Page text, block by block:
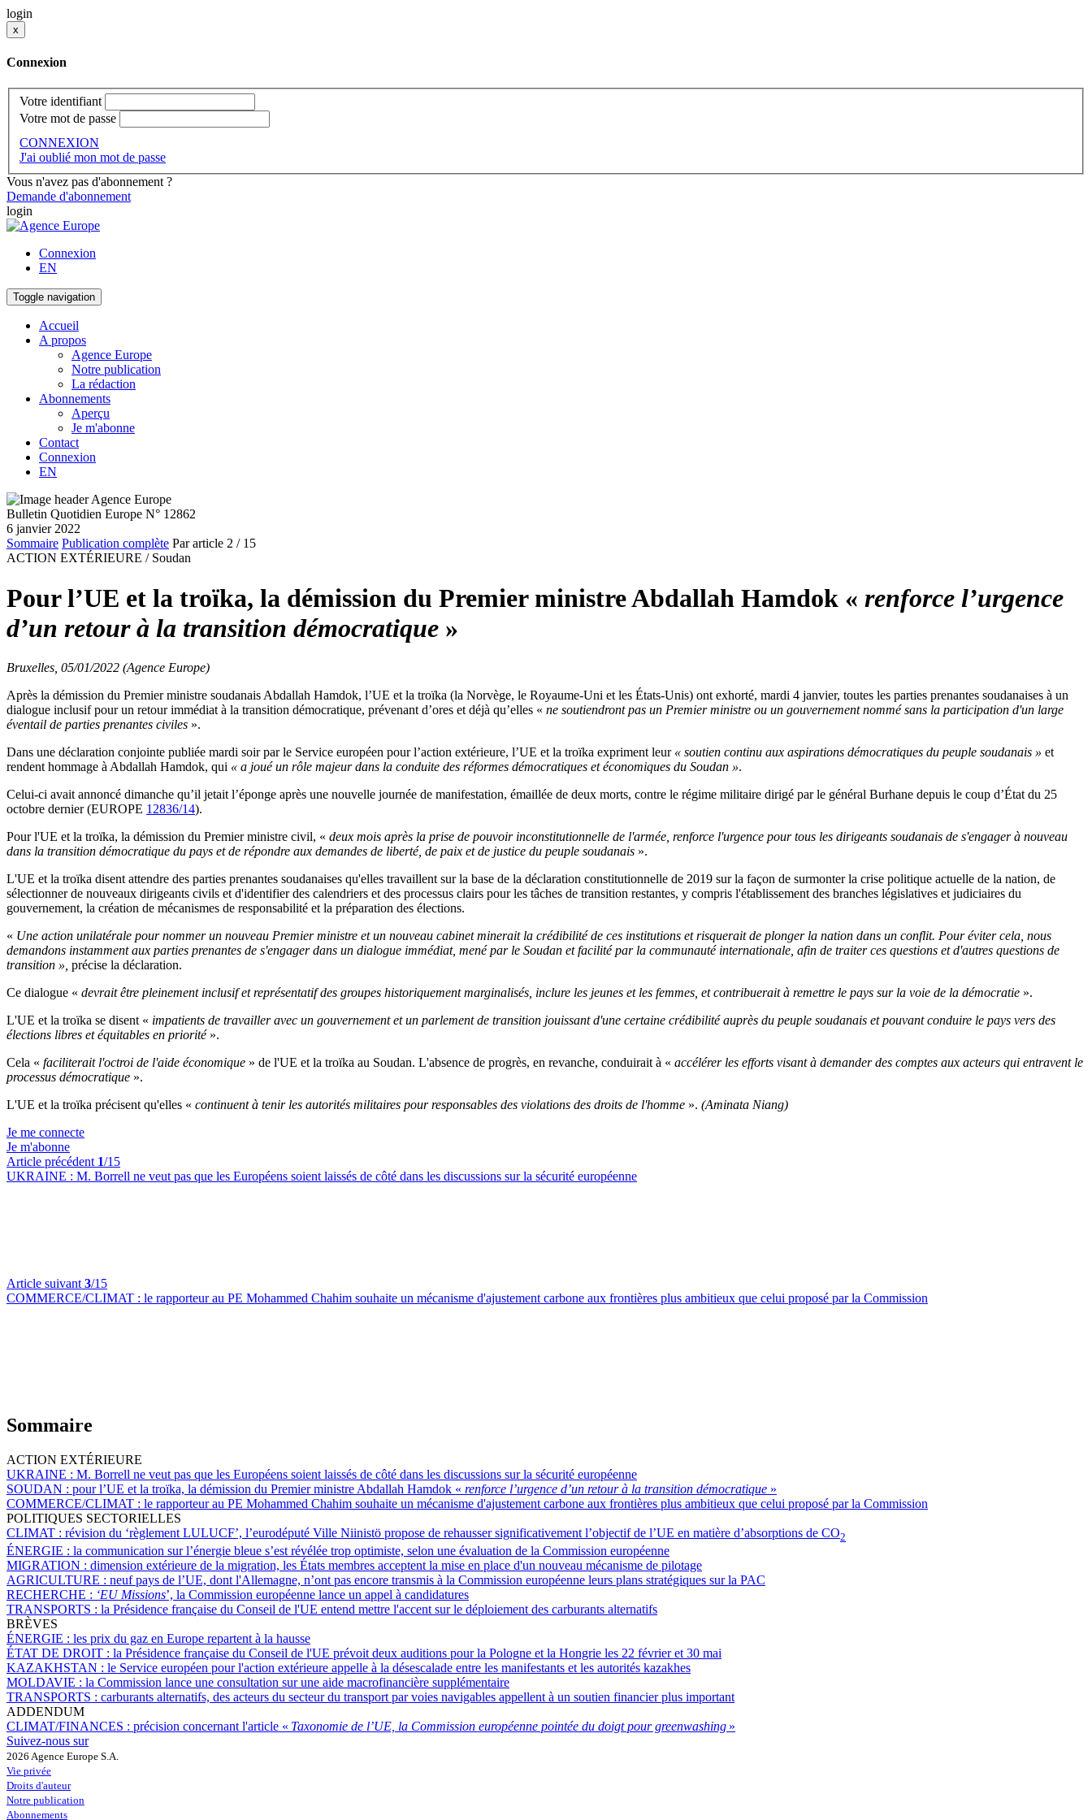
login
x
Connexion
Votre identifiant
Votre mot de passe
CONNEXION
J'ai oublié mon mot de passe
Vous n'avez pas d'abonnement ?
Demande d'abonnement
login
Connexion
EN
Toggle navigation
Accueil
A propos
Agence Europe
Notre publication
La rédaction
Abonnements
Aperçu
Je m'abonne
Contact
Connexion
EN
Bulletin Quotidien Europe N° 12862
6 janvier 2022
Sommaire Publication complète Par article 2 / 15
ACTION EXTÉRIEURE / Soudan
Pour l’UE et la troïka, la démission du Premier ministre Abdallah Hamdok « renforce l’urgence
d’un retour à la transition démocratique »
Bruxelles, 05/01/2022 (Agence Europe)
Après la démission du Premier ministre soudanais Abdallah Hamdok, l’UE et la troïka (la Norvège, le Royaume-Uni et les États-Unis) ont exhorté, mardi 4 janvier, toutes les parties prenantes soudanaises à un
dialogue inclusif pour un retour immédiat à la transition démocratique, prévenant d’ores et déjà qu’elles « ne soutiendront pas un Premier ministre ou un gouvernement nommé sans la participation d'un large
éventail de parties prenantes civiles ».
Dans une déclaration conjointe publiée mardi soir par le Service européen pour l’action extérieure, l’UE et la troïka expriment leur « soutien continu aux aspirations démocratiques du peuple soudanais » et
rendent hommage à Abdallah Hamdok, qui « a joué un rôle majeur dans la conduite des réformes démocratiques et économiques du Soudan ».
Celui-ci avait annoncé dimanche qu’il jetait l’éponge après une nouvelle journée de manifestation, émaillée de deux morts, contre le régime militaire dirigé par le général Burhane depuis le coup d’État du 25
octobre dernier (EUROPE 12836/14).
Pour l'UE et la troïka, la démission du Premier ministre civil, « deux mois après la prise de pouvoir inconstitutionnelle de l'armée, renforce l'urgence pour tous les dirigeants soudanais de s'engager à nouveau
dans la transition démocratique du pays et de répondre aux demandes de liberté, de paix et de justice du peuple soudanais ».
L'UE et la troïka disent attendre des parties prenantes soudanaises qu'elles travaillent sur la base de la déclaration constitutionnelle de 2019 sur la façon de surmonter la crise politique actuelle de la nation, de
sélectionner de nouveaux dirigeants civils et d'identifier des calendriers et des processus clairs pour les tâches de transition restantes, y compris l'établissement des branches législatives et judiciaires du
gouvernement, la création de mécanismes de responsabilité et la préparation des élections.
« Une action unilatérale pour nommer un nouveau Premier ministre et un nouveau cabinet minerait la crédibilité de ces institutions et risquerait de plonger la nation dans un conflit. Pour éviter cela, nous
demandons instamment aux parties prenantes de s'engager dans un dialogue immédiat, mené par le Soudan et facilité par la communauté internationale, afin de traiter ces questions et d'autres questions de
transition », précise la déclaration.
Ce dialogue « devrait être pleinement inclusif et représentatif des groupes historiquement marginalisés, inclure les jeunes et les femmes, et contribuerait à remettre le pays sur la voie de la démocratie ».
L'UE et la troïka se disent « impatients de travailler avec un gouvernement et un parlement de transition jouissant d'une certaine crédibilité auprès du peuple soudanais et pouvant conduire le pays vers des
élections libres et équitables en priorité ».
Cela « faciliterait l'octroi de l'aide économique » de l'UE et la troïka au Soudan. L'absence de progrès, en revanche, conduirait à « accélérer les efforts visant à demander des comptes aux acteurs qui entravent le
processus démocratique ».
L'UE et la troïka précisent qu'elles « continuent à tenir les autorités militaires pour responsables des violations des droits de l'homme ». (Aminata Niang)
Je me connecte
Je m'abonne
Article précédent 1/15
UKRAINE : M. Borrell ne veut pas que les Européens soient laissés de côté dans les discussions sur la sécurité européenne
Article suivant 3/15
COMMERCE/CLIMAT : le rapporteur au PE Mohammed Chahim souhaite un mécanisme d'ajustement carbone aux frontières plus ambitieux que celui proposé par la Commission
Sommaire
ACTION EXTÉRIEURE
UKRAINE : M. Borrell ne veut pas que les Européens soient laissés de côté dans les discussions sur la sécurité européenne
SOUDAN : pour l’UE et la troïka, la démission du Premier ministre Abdallah Hamdok « renforce l’urgence d’un retour à la transition démocratique »
COMMERCE/CLIMAT : le rapporteur au PE Mohammed Chahim souhaite un mécanisme d'ajustement carbone aux frontières plus ambitieux que celui proposé par la Commission
POLITIQUES SECTORIELLES
CLIMAT : révision du ‘règlement LULUCF’, l’eurodéputé Ville Niinistö propose de rehausser significativement l’objectif de l’UE en matière d’absorptions de CO2
ÉNERGIE : la communication sur l’énergie bleue s’est révélée trop optimiste, selon une évaluation de la Commission européenne
MIGRATION : dimension extérieure de la migration, les États membres acceptent la mise en place d'un nouveau mécanisme de pilotage
AGRICULTURE : neuf pays de l’UE, dont l'Allemagne, n’ont pas encore transmis à la Commission européenne leurs plans stratégiques sur la PAC
RECHERCHE : ‘EU Missions’, la Commission européenne lance un appel à candidatures
TRANSPORTS : la Présidence française du Conseil de l'UE entend mettre l'accent sur le déploiement des carburants alternatifs
BRÈVES
ÉNERGIE : les prix du gaz en Europe repartent à la hausse
ÉTAT DE DROIT : la Présidence française du Conseil de l'UE prévoit deux auditions pour la Pologne et la Hongrie les 22 février et 30 mai
KAZAKHSTAN : le Service européen pour l'action extérieure appelle à la désescalade entre les manifestants et les autorités kazakhes
MOLDAVIE : la Commission lance une consultation sur une aide macrofinancière supplémentaire
TRANSPORTS : carburants alternatifs, des acteurs du secteur du transport par voies navigables appellent à un soutien financier plus important
ADDENDUM
CLIMAT/FINANCES : précision concernant l'article « Taxonomie de l’UE, la Commission européenne pointée du doigt pour greenwashing »
Suivez-nous sur
2026 Agence Europe S.A.
Vie privée
Droits d'auteur
Notre publication
Abonnements